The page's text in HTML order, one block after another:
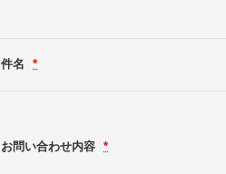
件名 *
お問い合わせ内容 *